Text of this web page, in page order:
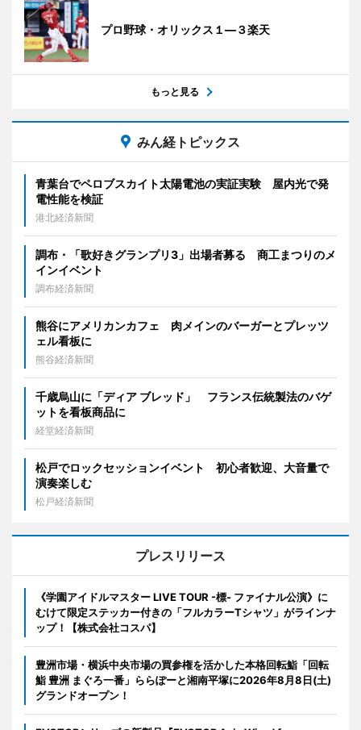
プロ野球・オリックス１―３楽天
もっと見る
みん経トピックス
青葉台でペロブスカイト太陽電池の実証実験 屋内光で発
電性能を検証
港北経済新聞
調布・「歌好きグランプリ3」出場者募る 商工まつりのメ
インイベント
調布経済新聞
熊谷にアメリカンカフェ 肉メインのバーガーとプレッツ
ェル看板に
熊谷経済新聞
千歳烏山に「ディア ブレッド」 フランス伝統製法のバゲ
ットを看板商品に
経堂経済新聞
松戸でロックセッションイベント 初心者歓迎、大音量で
演奏楽しむ
松戸経済新聞
プレスリリース
《学園アイドルマスター LIVE TOUR -標- ファイナル公演》に
むけて限定ステッカー付きの「フルカラーTシャツ」がラインナ
ップ！【株式会社コスパ】
豊洲市場・横浜中央市場の買参権を活かした本格回転鮨「回転
鮨 豊洲 まぐろ一番」ららぽーと湘南平塚に2026年8月8日(土)
グランドオープン！